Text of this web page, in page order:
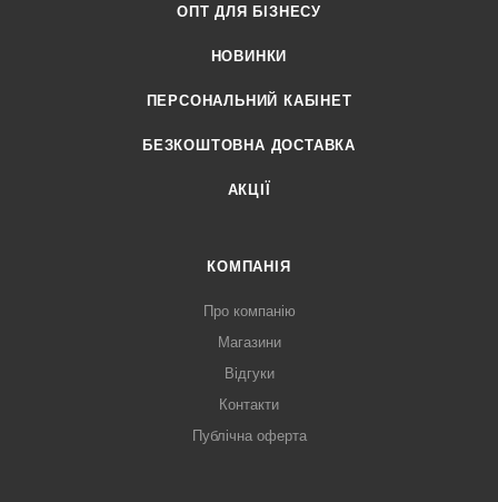
ОПТ ДЛЯ БІЗНЕСУ
НОВИНКИ
ПЕРСОНАЛЬНИЙ КАБІНЕТ
БЕЗКОШТОВНА ДОСТАВКА
АКЦІЇ
КОМПАНІЯ
Про компанію
Магазини
Відгуки
Контакти
Публічна оферта